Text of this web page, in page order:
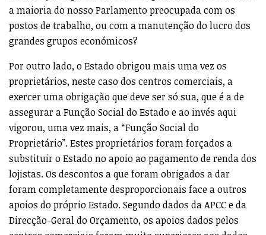
a maioria do nosso Parlamento preocupada com os
postos de trabalho, ou com a manutenção do lucro dos
grandes grupos económicos?
Por outro lado, o Estado obrigou mais uma vez os
proprietários, neste caso dos centros comerciais, a
exercer uma obrigação que deve ser só sua, que é a de
assegurar a Função Social do Estado e ao invés aqui
vigorou, uma vez mais, a “Função Social do
Proprietário”. Estes proprietários foram forçados a
substituir o Estado no apoio ao pagamento de renda dos
lojistas. Os descontos a que foram obrigados a dar
foram completamente desproporcionais face a outros
apoios do próprio Estado. Segundo dados da APCC e da
Direcção-Geral do Orçamento, os apoios dados pelos